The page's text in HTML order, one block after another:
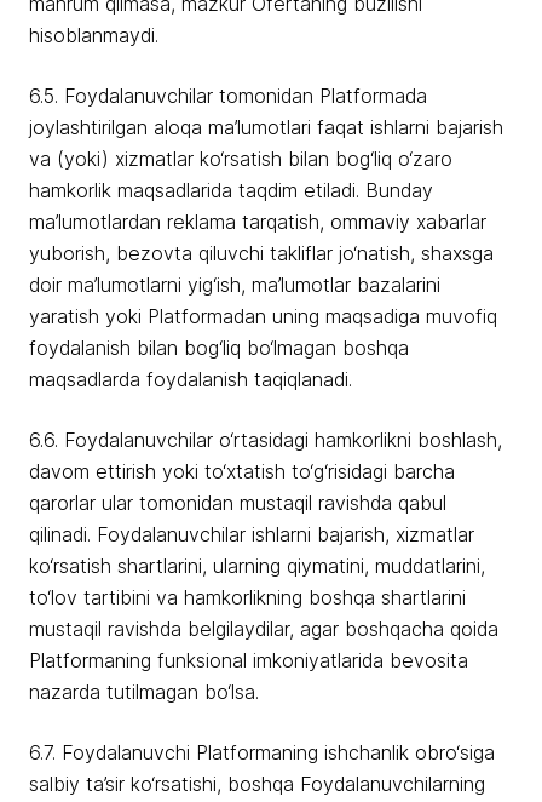
hisoblanmaydi.
6.5. Foydalanuvchilar tomonidan Platformada
joylashtirilgan aloqa ma’lumotlari faqat ishlarni bajarish
va (yoki) xizmatlar ko‘rsatish bilan bog‘liq o‘zaro
hamkorlik maqsadlarida taqdim etiladi. Bunday
ma’lumotlardan reklama tarqatish, ommaviy xabarlar
yuborish, bezovta qiluvchi takliflar jo‘natish, shaxsga
doir ma’lumotlarni yig‘ish, ma’lumotlar bazalarini
yaratish yoki Platformadan uning maqsadiga muvofiq
foydalanish bilan bog‘liq bo‘lmagan boshqa
maqsadlarda foydalanish taqiqlanadi.
6.6. Foydalanuvchilar o‘rtasidagi hamkorlikni boshlash,
davom ettirish yoki to‘xtatish to‘g‘risidagi barcha
qarorlar ular tomonidan mustaqil ravishda qabul
qilinadi. Foydalanuvchilar ishlarni bajarish, xizmatlar
ko‘rsatish shartlarini, ularning qiymatini, muddatlarini,
to‘lov tartibini va hamkorlikning boshqa shartlarini
mustaqil ravishda belgilaydilar, agar boshqacha qoida
Platformaning funksional imkoniyatlarida bevosita
nazarda tutilmagan bo‘lsa.
6.7. Foydalanuvchi Platformaning ishchanlik obro‘siga
salbiy ta’sir ko‘rsatishi, boshqa Foydalanuvchilarning